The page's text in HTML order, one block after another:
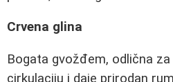
Crvena glina
Bogata gvožđem, odlična
cirkulaciju i daje prirodan